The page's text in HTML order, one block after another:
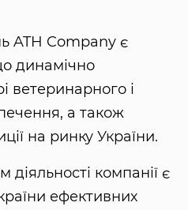
ATH Company є
динамічно
ветеринарного і
а також
на ринку України.
компанії є
ефективних